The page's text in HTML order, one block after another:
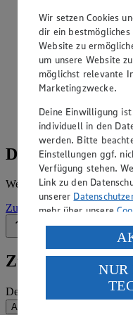
ansehen
Siehe dir die
digitalen
Prospekt
Details zum
Weitere Informationen –
Zur Marktseite
Zum Newsletter
Deine E-Mail-Adresse
Absenden
Wir setzen Cookies
dir ein
Website zu
um unsere Website
möglichst relevante
Marketingzwecke.
Deine Einwilligung
individuell in den
werden. Bitte
Einstellungen ggf.
Verfügung stehen.
Link zu den
unserer
mehr über unsere
Verarbeitung deiner
USA durch Facebook
Wenn du auf
des Art. 49 Abs. 1
Daten in den USA
NUR